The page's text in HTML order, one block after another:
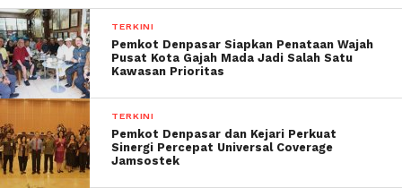
TERKINI
Pemkot Denpasar Siapkan Penataan Wajah
Pusat Kota Gajah Mada Jadi Salah Satu
Kawasan Prioritas
TERKINI
Pemkot Denpasar dan Kejari Perkuat
Sinergi Percepat Universal Coverage
Jamsostek